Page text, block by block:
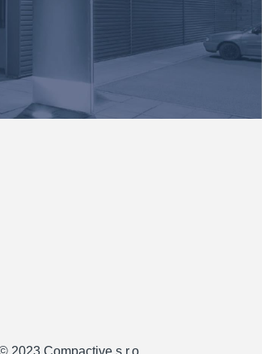
2023 Compactive s.r.o.